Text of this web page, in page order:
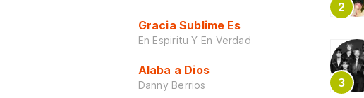
Gracia Sublime Es
En Espiritu Y En Verdad
Alaba a Dios
Danny Berrios